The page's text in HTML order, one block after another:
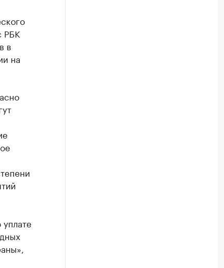
РБК
в
на